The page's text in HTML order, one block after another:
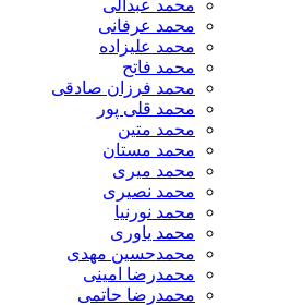
محمد عبدالی
محمد عرفانی
محمد علیزاده
محمد فاتح
محمد فرزان صادقی
محمد قلی پور
محمد متین
محمد مستان
محمد میری
محمد نصیری
محمد نورنیا
محمد یاوری
محمدحسین مهدی
محمدرضا امینی
محمدرضا حاتمی